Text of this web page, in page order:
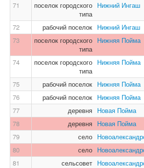
71
поселок городского
типа
Нижний Ингаш
72 рабочий поселок Нижний Ингаш
73
поселок городского
типа
Нижняя Пойма
74
поселок городского
типа
Нижняя Пойма
75 рабочий поселок Нижняя Пойма
76
рабочий поселок Нижняя Пойма
77
деревня Новая Пойма
78
деревня Новая Пойма
79
село
80
село
81
сельсовет